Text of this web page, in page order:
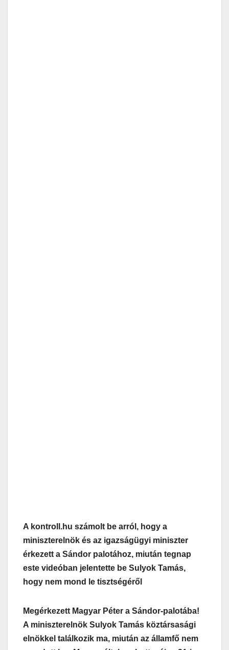
A kontroll.hu számolt be arról, hogy a
miniszterelnök és az igazságügyi miniszter
érkezett a Sándor palotához, miután tegnap
este videóban jelentette be Sulyok Tamás,
hogy nem mond le tisztségéről
Megérkezett Magyar Péter a Sándor-palotába!
A miniszterelnök Sulyok Tamás köztársasági
elnökkel találkozik ma, miután az államfő nem